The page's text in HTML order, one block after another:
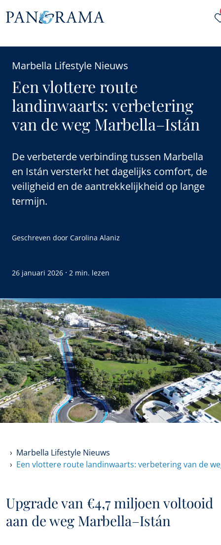
Marbella Lifestyle Nieuws
Een vlottere route
landinwaarts: verbetering
van de weg Marbella–Istán
De verbeterde verbinding tussen Marbella
en Istán versterkt het dagelijks comfort, de
veiligheid en de aantrekkelijkheid op lange
termijn.
Geschreven door Carolina Alaniz
26 januari 2026 · 2 min. lezen
Marbella Lifestyle Nieuws
Een vlottere route landinwaarts: verbetering van de
Upgrade van €4,7 miljoen voltooid
aan de weg Marbella–Istán